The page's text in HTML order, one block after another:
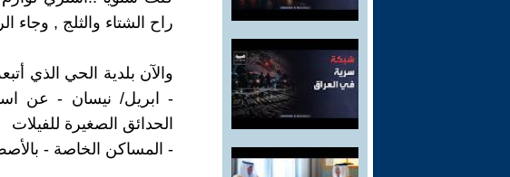
راح الشتاء والثلج , وجاء
والآن بلدية الحي الذي
- ابريل/ نيسان - عن
الحدائق الصغيرة للفيلات
- المساكن الخاصة -